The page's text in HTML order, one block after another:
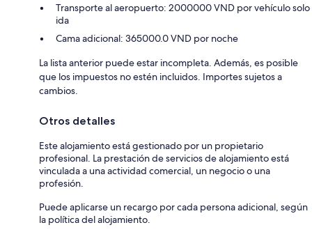
Transporte al aeropuerto: 2000000 VND por vehículo solo
ida
Cama adicional: 365000.0 VND por noche
La lista anterior puede estar incompleta. Además, es posible
que los impuestos no estén incluidos. Importes sujetos a
cambios.
Otros detalles
Este alojamiento está gestionado por un propietario
profesional. La prestación de servicios de alojamiento está
vinculada a una actividad comercial, un negocio o una
profesión.
Puede aplicarse un recargo por cada persona adicional, según
la política del alojamiento.